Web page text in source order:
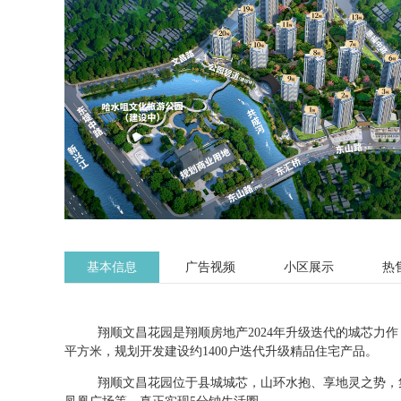
基本信息 广告视频 小区展示 热
翔顺文昌花园是翔顺房地产2024年升级迭代的城芯力
平方米，规划开发建设约1400户迭代升级精品住宅产品。
翔顺文昌花园位于县城城芯，山环水抱、享地灵之势